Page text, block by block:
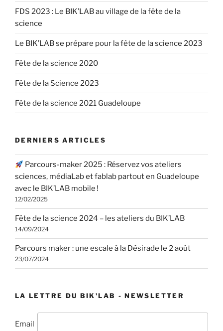
FDS 2023 : Le BIK’LAB au village de la fête de la
science
Le BIK’LAB se prépare pour la fête de la science 2023
Fête de la science 2020
Fête de la Science 2023
Fête de la science 2021 Guadeloupe
DERNIERS ARTICLES
Parcours-maker 2025 : Réservez vos ateliers
sciences, médiaLab et fablab partout en Guadeloupe
avec le BIK’LAB mobile !
12/02/2025
Fête de la science 2024 – les ateliers du BIK’LAB
14/09/2024
Parcours maker : une escale à la Désirade le 2 août
23/07/2024
LA LETTRE DU BIK'LAB - NEWSLETTER
Email